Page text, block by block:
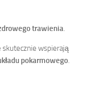
trawienia.
skutecznie wspierają
pokarmowego.